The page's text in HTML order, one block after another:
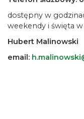
dostępny w
weekendy i święta w
Hubert Malinowski
email: